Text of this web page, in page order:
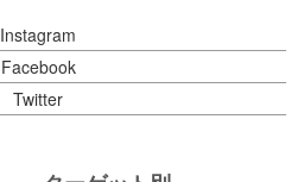
Instagram
Facebook
Twitter